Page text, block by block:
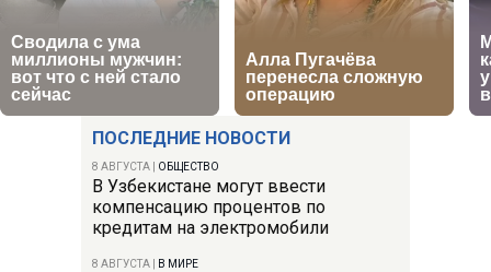
ПОСЛЕДНИЕ НОВОСТИ
8 АВГУСТА ОБЩЕСТВО
В Узбекистане могут ввести
компенсацию процентов по
кредитам на электромобили
8 АВГУСТА В МИРЕ